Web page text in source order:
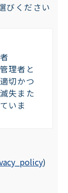
びください
理者と
切かつ
失また
いま
員長
東松下町 )